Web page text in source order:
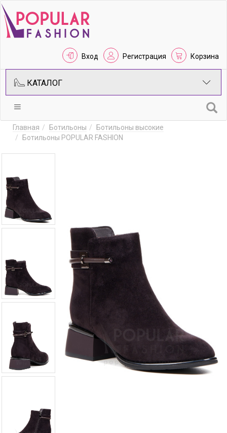
Вход Регистрация Корзина
КАТАЛОГ
Главная Ботильоны
Ботильоны высокие
Ботильоны POPULAR FASHION